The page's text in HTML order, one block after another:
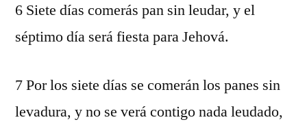
6 Siete días comerás pan sin leudar, y el
séptimo día será fiesta para Jehová.
7 Por los siete días se comerán los panes sin
levadura, y no se verá contigo nada leudado,